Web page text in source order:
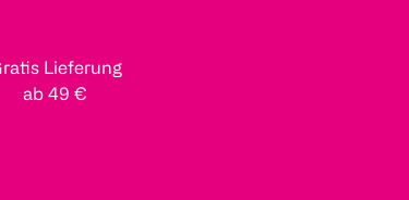
Lieferung
ab 49 €